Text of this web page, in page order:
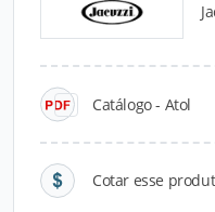
Catálogo - Atol
Cotar esse